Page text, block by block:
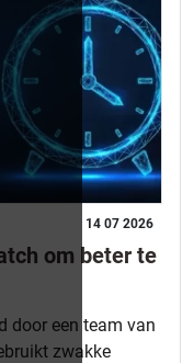
14 07 2026
om beter te
door een team van
zwakke